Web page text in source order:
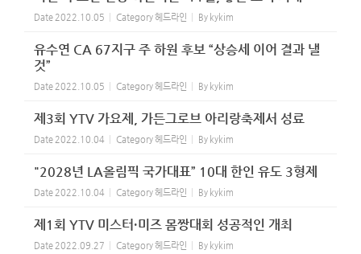
Date 2022.10.05 Category헤드라인 By kykim
유수연 CA 67지구 주 하원 후보 “상승세 이어 결과 낼
것”
Date 2022.10.05 Category헤드라인 By kykim
제3회 YTV 가요제, 가든그로브 아리랑축제서 성료
Date 2022.10.04 Category헤드라인 By kykim
"2028년 LA올림픽 국가대표” 10대 한인 유도 3형제
Date 2022.10.04 Category헤드라인 By kykim
제1회 YTV 미스터·미즈 몸짱대회 성공적인 개최
Date 2022.09.27 Category헤드라인 By kykim